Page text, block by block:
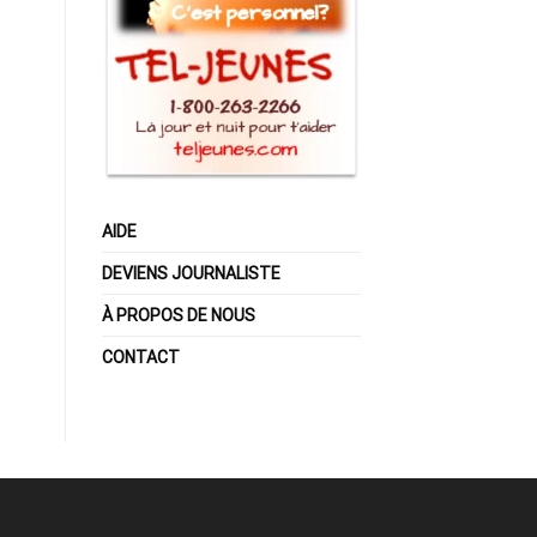
AIDE
DEVIENS JOURNALISTE
À PROPOS DE NOUS
CONTACT